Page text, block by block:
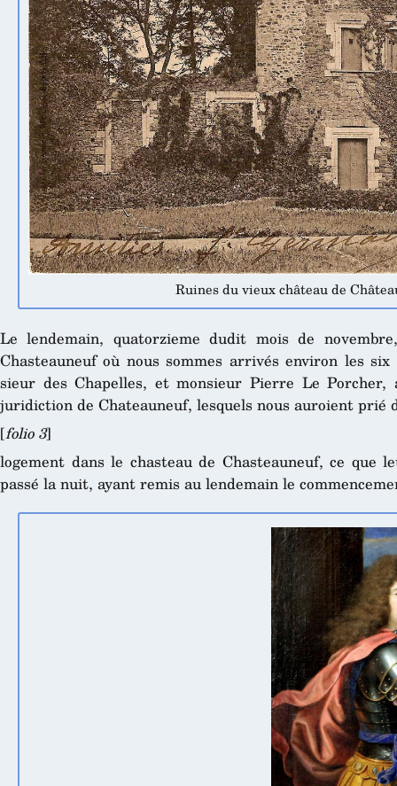
Ruines du vieux château de
Le lendemain, quatorzieme dudit mois de
Chasteauneuf où nous sommes arrivés environ les
sieur des Chapelles, et monsieur Pierre Le
juridiction de Chateauneuf, lesquels nous auroient prié
[folio 3]
logement dans le chasteau de Chasteauneuf, ce que
passé la nuit, ayant remis au lendemain le